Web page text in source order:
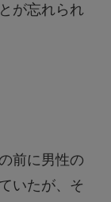
が忘れられ
前に男性の
いたが、そ